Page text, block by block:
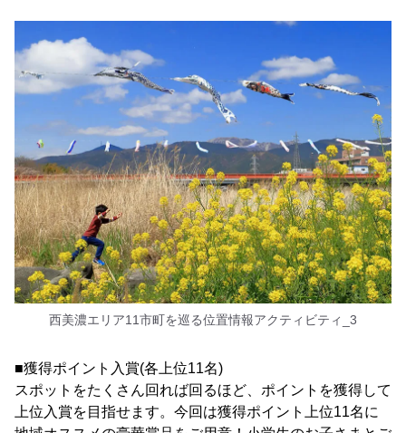
西美濃エリア11市町を巡る位置情報アクティビティ_3
■獲得ポイント入賞(各上位11名)
スポットをたくさん回れば回るほど、ポイントを獲得して
上位入賞を目指せます。今回は獲得ポイント上位11名に